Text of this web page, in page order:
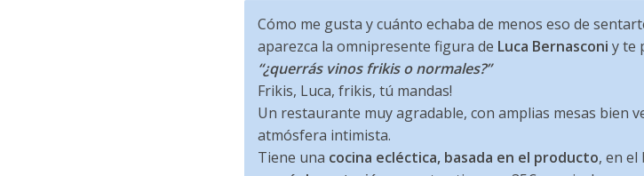
Cómo me gusta y cuánto echaba de menos eso de
aparezca la omnipresente figura de Luca Bernasconi y te
“¿querrás vinos frikis o normales?”
Frikis, Luca, frikis, tú mandas!
Un restaurante muy agradable, con amplias mesas bien
atmósfera intimista.
Tiene una cocina ecléctica, basada en el producto, en el